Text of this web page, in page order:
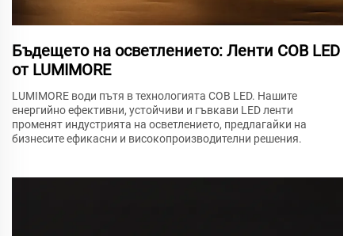
Бъдещето на осветлението: Ленти COB LED
от LUMIMORE
LUMIMORE води пътя в технологията COB LED. Нашите
енергийно ефективни, устойчиви и гъвкави LED ленти
променят индустрията на осветлението, предлагайки на
бизнесите ефикасни и високопроизводителни решения.